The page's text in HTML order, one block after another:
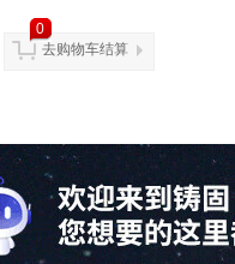
0
去购物车结算